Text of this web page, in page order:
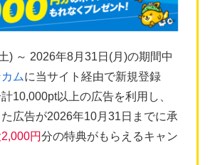
) ～ 2026年8月31日(月)の期間中
ムに当サイト経由で新規登録
10,000pt以上の広告を利用し、
広告が2026年10月31日までに承
円分の特典がもらえるキャン